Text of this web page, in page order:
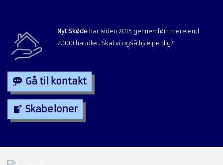
Nyt Skøde har siden 2015 gennemført mere end
2.000 handler. Skal vi også hjælpe dig?
Gå til kontakt
Skabeloner